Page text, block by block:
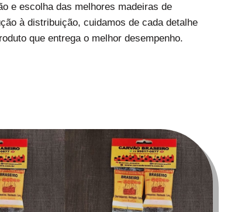
e escolha das melhores madeiras de
à distribuição, cuidamos de cada detalhe
que entrega o melhor desempenho.